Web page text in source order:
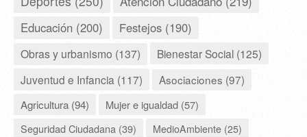
Educación (200) Festejos (190)
Obras y urbanismo (137)
Bienestar Social (125)
Juventud e Infancia (117)
Asociaciones (97)
Agricultura (94)
Mujer e igualdad (57)
Seguridad Ciudadana (39)
MedioAmbiente (25)